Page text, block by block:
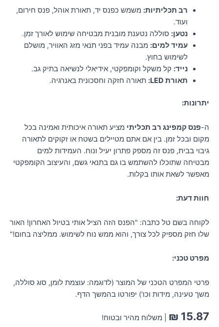
רב תכליתיות: משמש כפנס יד, תאורת אוהל, פנס חירום,
ועוד.
נטען: סוללה נטענת מובנית מבטיחה שימוש לאורך זמן.
עמיד למים: מבנה עמיד בפני תנאי מזג האוויר, מושלם
לשימוש בחוץ.
נייד: קל משקל וקומפקטי, אידיאלי לנשיאה בתיק גב.
תאורת LED:
תאורה חזקה וחסכונית באנרגיה.
יתרונות:
ה-פנס קמפינג רב תכליתי מציע תאורה איכותית ואמינה בכל
מקום ובכל זמן. בין אם אתם מטיילים בשטח או זקוקים לתאורה
גיבוי בבית, פנס זה מספק פתרון יעיל ונוח. העמידות למים
מבטיחה שתוכלו להשתמש בו גם בתנאי גשם, והעיצוב הקומפקטי
מאפשר לשאת אותו בקלות.
חוות דעת:
לקוחה בשם טל כתבה: "הפנס הזה הציל אותי בטיול האחרון! האור
שלו חזק מספיק לכל צורך, והוא ממש נוח לשימוש. ממליצה בחום!"
מפרט טכני:
פרטי המפרט הטכני של המוצר (לדוגמה: עוצמת לומן, סוג סוללה,
משך טעינה, מידות וכו') יפורטו בהמשך הדף.
₪ 15.87 | משלוח מהיר ובטוח!